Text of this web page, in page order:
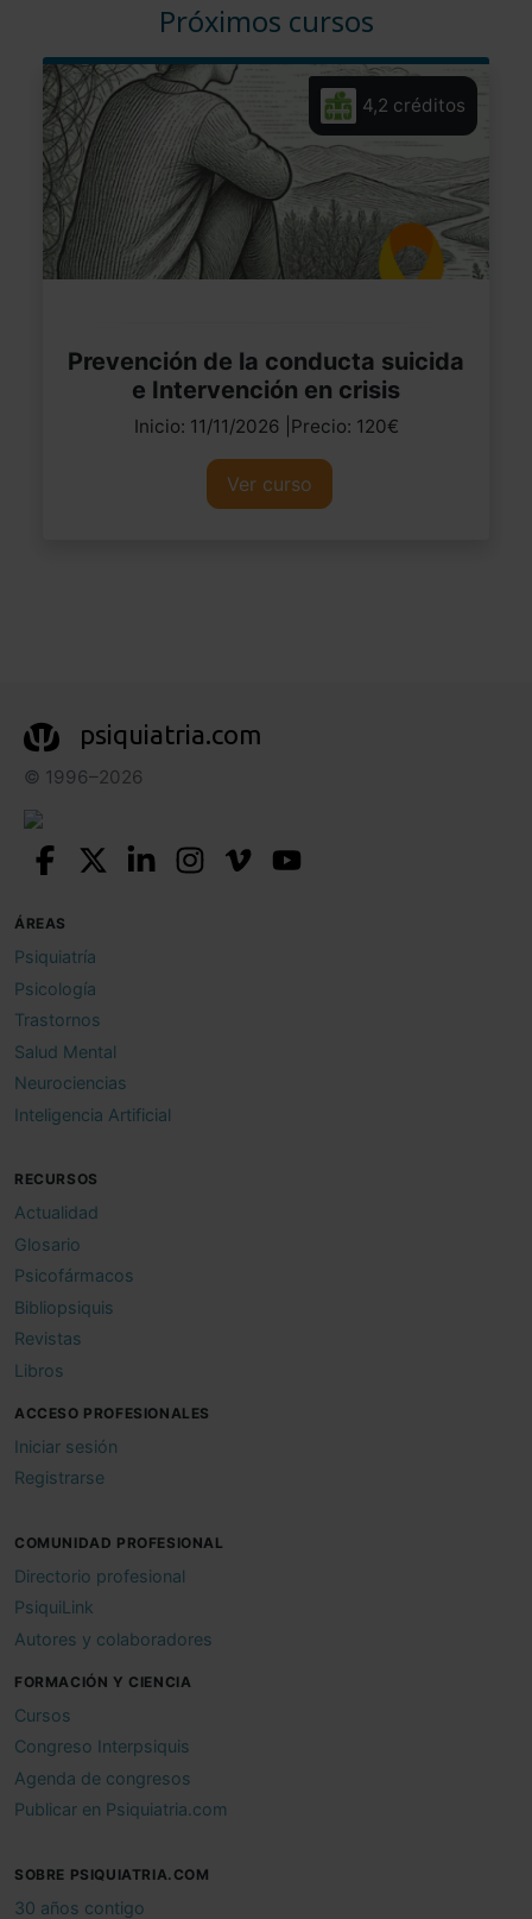
Próximos cursos
4,2 créditos
Prevención de la conducta suicida
e Intervención en crisis
Inicio: 11/11/2026 |Precio: 120€
Ver curso
psiquiatria.com
© 1996–2026
ÁREAS
Psiquiatría
Psicología
Trastornos
Salud Mental
Neurociencias
Inteligencia Artificial
RECURSOS
Actualidad
Glosario
Psicofármacos
Bibliopsiquis
Revistas
Libros
ACCESO PROFESIONALES
Iniciar sesión
Registrarse
COMUNIDAD PROFESIONAL
Directorio profesional
PsiquiLink
Autores y colaboradores
FORMACIÓN Y CIENCIA
Cursos
Congreso Interpsiquis
Agenda de congresos
Publicar en Psiquiatria.com
SOBRE PSIQUIATRIA.COM
30 años contigo